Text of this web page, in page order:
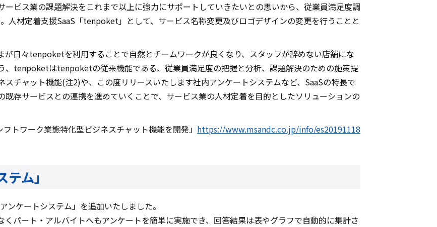
ビス業の課題解決をこれまで以上に強力にサポートしていきたいとの思いから、従業員満足度調
材定着支援SaaS「tenpoket」として、サービス名称変更及びロゴデザインの変更を行うことと
が日々tenpoketを利用することで自然とチームワークが良くなり、スタッフが辞めない店舗にな
、tenpoketはtenpoketの従来機能である、従業員満足度の把握と分析、課題解決のための施策提
チャット機能(注2)や、この度リリースいたします社内アンケートシステムなど、SaaSの特長で
存サービスとの連携を進めていくことで、サービス業の人材定着を目的としたソリューションの
トワーク業態特化型ビジネスチャット機能を開発」 https://www.msandc.co.jp/info/es20191118
ム」
ケートシステム」を追加いたしました。
パート・アルバイトへもアンケートを簡単に実施でき、回答結果は表やグラフで自動的に集計さ